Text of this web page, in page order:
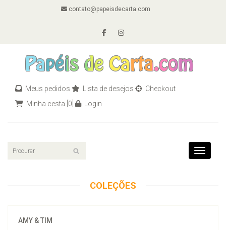
contato@papeisdecarta.com
Meus pedidos Lista de desejos
Checkout
Minha cesta [0] Login
Toggle
COLEÇÕES
AMY & TIM